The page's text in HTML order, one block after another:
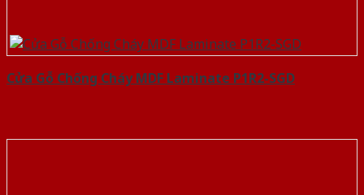
Cửa Gỗ Chống Cháy MDF Laminate P1R2-SGD